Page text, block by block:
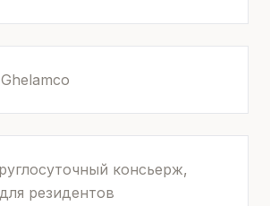
консьерж,
резидентов